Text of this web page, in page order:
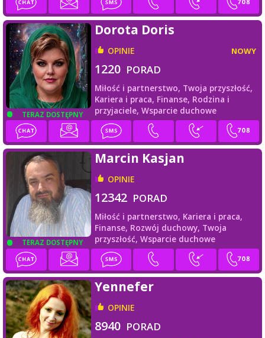
TERAZ DOSTĘPNY
Dorota Doris
OPINIE NOWY
1220 PORAD
Miłość i partnerstwo, Twoja przyszłość,
Kariera i praca, Finanse, Rodzina i
przyjaciele, Wsparcie duchowe
TERAZ DOSTĘPNY
Marcin Kasjan
OPINIE
12342 PORAD
Miłość i partnerstwo, Kariera i praca,
Finanse, Rozwój duchowy, Twoja
przyszłość, Wsparcie duchowe
Yennefer
OPINIE
8940 PORAD